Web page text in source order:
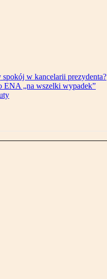
w kancelarii prezydenta?
ENA „na wszelki wypadek”